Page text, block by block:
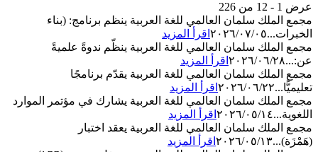
عرض 1 - 12 من 226
مجمع الملك سلمان العالمي للغة العربية ينظم برنامج: (بناء
الخبرات...٢٠٢٦/٠٧/٠٥ اقرأ المزيد
مجمع الملك سلمان العالمي للغة العربية ينظّم ندوةً علميةً
عن:...٢٠٢٦/٠٦/٢٨ اقرأ المزيد
مجمع الملك سلمان العالمي للغة العربية يقدّم برنامجًا
تعليميًّا...٢٠٢٦/٠٦/٢٢ اقرأ المزيد
مجمع الملك سلمان العالمي للغة العربية يشارك في مؤتمر الموارد
اللغوية...٢٠٢٦/٠٥/١٤ اقرأ المزيد
مجمع الملك سلمان العالمي للغة العربية يعقد اختبار
(هَمْزَة)...٢٠٢٦/٠٥/١٣ اقرأ المزيد